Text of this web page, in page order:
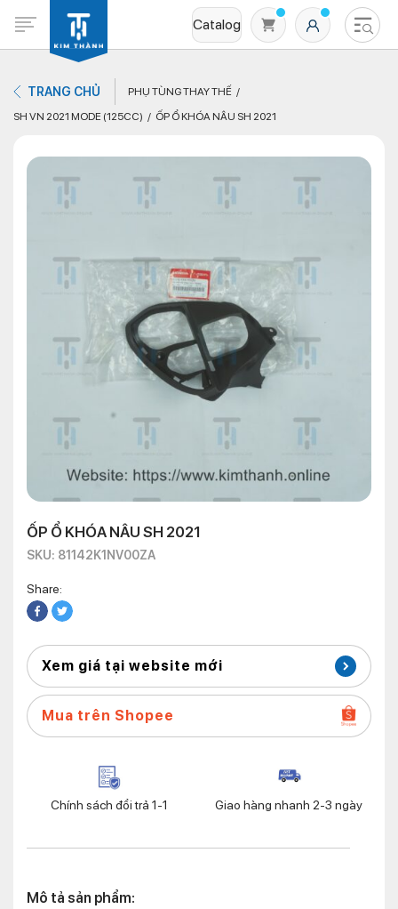
Catalog
TRANG CHỦ
PHỤ TÙNG THAY THẾ
SH VN 2021 MODE (125CC)
ỐP Ổ KHÓA NÂU SH 2021
ỐP Ổ KHÓA NÂU SH 2021
SKU: 81142K1NV00ZA
Share:
Xem giá tại website mới
Mua trên Shopee
Chính sách đổi trả 1-1 Giao hàng nhanh 2-3 ngày
Mô tả sản phẩm: